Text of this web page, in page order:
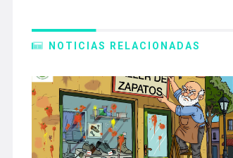
NOTICIAS RELACIONADAS